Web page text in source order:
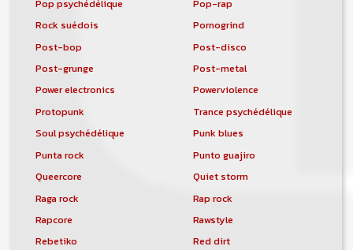
Pop psychédélique
Pop-rap
Rock suédois
Pornogrind
Post-bop
Post-disco
Post-grunge
Post-metal
Power electronics
Powerviolence
Protopunk
Trance psychédélique
Soul psychédélique
Punk blues
Punta rock
Punto guajiro
Queercore
Quiet storm
Raga rock
Rap rock
Rapcore
Rawstyle
Rebetiko
Red dirt